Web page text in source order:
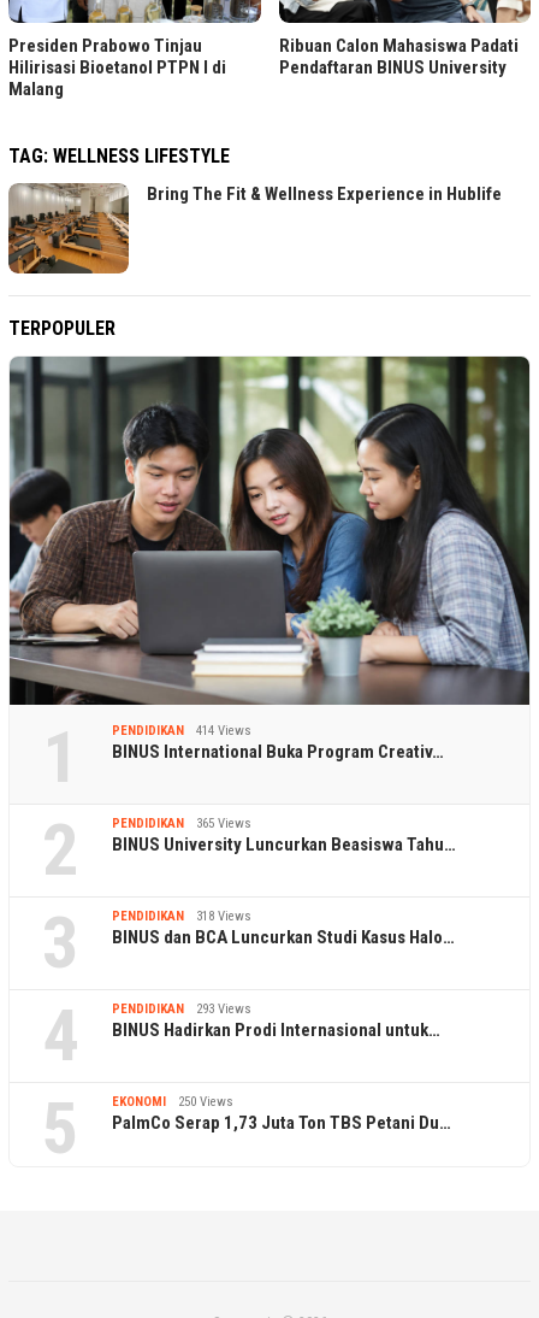
Presiden Prabowo Tinjau
Hilirisasi Bioetanol PTPN I di
Malang
Ribuan Calon Mahasiswa Padati
Pendaftaran BINUS University
TAG: WELLNESS LIFESTYLE
Bring The Fit & Wellness Experience in Hublife
TERPOPULER
1 PENDIDIKAN 414 Views
BINUS International Buka Program Creativ…
2 PENDIDIKAN 365 Views
BINUS University Luncurkan Beasiswa Tahu…
3 PENDIDIKAN 318 Views
BINUS dan BCA Luncurkan Studi Kasus Halo…
4 PENDIDIKAN 293 Views
BINUS Hadirkan Prodi Internasional untuk…
5 EKONOMI 250 Views
PalmCo Serap 1,73 Juta Ton TBS Petani Du…